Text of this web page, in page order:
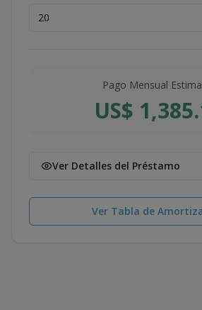
Pago Mensual
US$
Ver Detalles del Préstamo
Ver Tabla de